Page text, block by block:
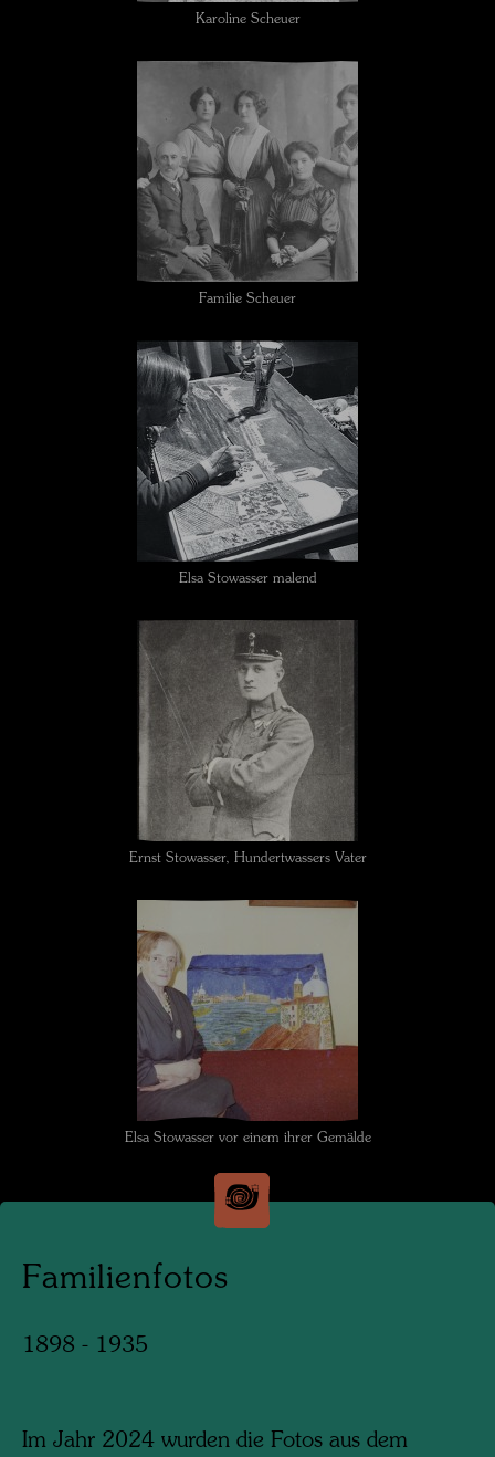
Karoline Scheuer
Familie Scheuer
Elsa Stowasser malend
Ernst Stowasser, Hundertwassers Vater
Elsa Stowasser vor einem ihrer Gemälde
Familienfotos
1898 - 1935
Im Jahr 2024 wurden die Fotos aus dem